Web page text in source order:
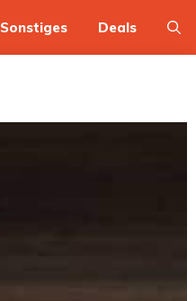
Sonstiges Deals